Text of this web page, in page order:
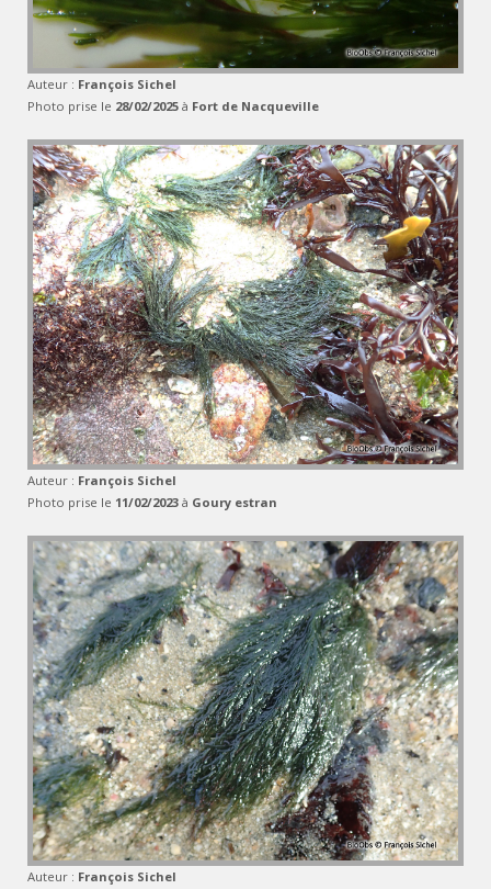
Auteur : François Sichel
Photo prise le 28/02/2025 à Fort de Nacqueville
Auteur : François Sichel
Photo prise le 11/02/2023 à Goury estran
Auteur : François Sichel